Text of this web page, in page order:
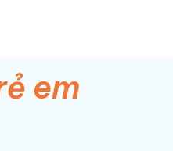
em